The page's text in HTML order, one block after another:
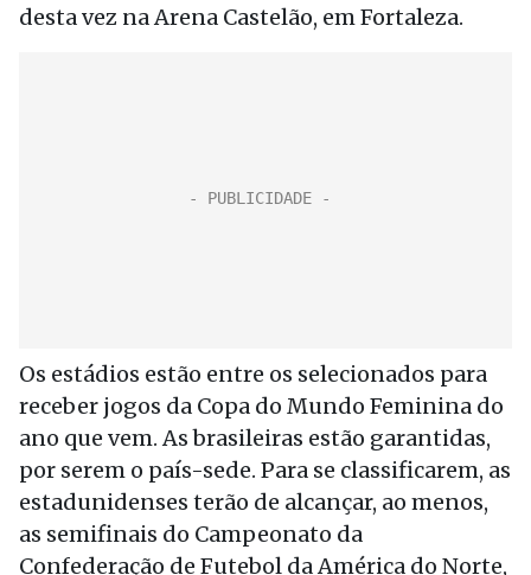
desta vez na Arena Castelão, em Fortaleza.
Os estádios estão entre os selecionados para
receber jogos da Copa do Mundo Feminina do
ano que vem. As brasileiras estão garantidas,
por serem o país-sede. Para se classificarem, as
estadunidenses terão de alcançar, ao menos,
as semifinais do Campeonato da
Confederação de Futebol da América do Norte,